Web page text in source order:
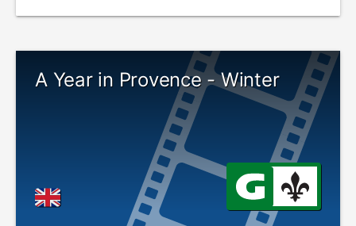
A Year in Provence - Winter